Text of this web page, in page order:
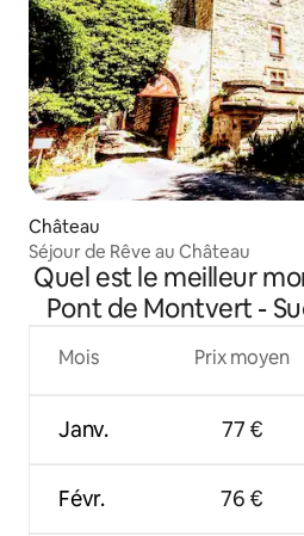
Château
Séjour de Rêve au Château
Quel est le meilleur
Pont de Montvert -
Mois
Janv.
Févr.
Prix moyen
77 €
76 €